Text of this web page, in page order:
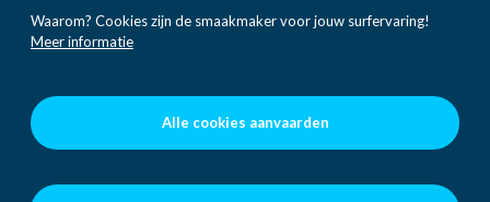
Waarom? Cookies zijn de smaakmaker voor jouw surfervaring!
Meer informatie
Alle cookies aanvaarden
Gedragsregels
Voorwaarden